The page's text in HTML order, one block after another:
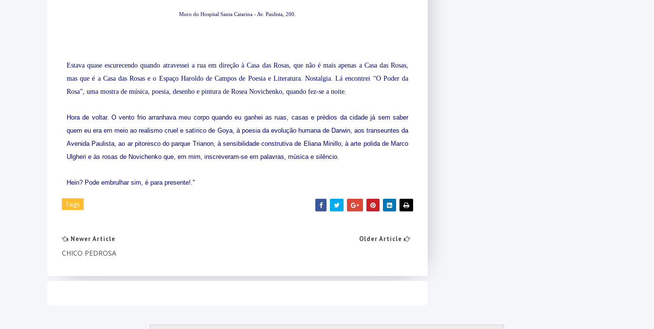
Muro do Hospital Santa Catarina - Av. Paulista, 200.
Estava quase escurecendo quando atravessei a rua em direção à Casa das Rosas, que não é mais apenas a Casa das Rosas,
mas que é a Casa das Rosas e o Espaço Haroldo de Campos de Poesia e Literatura. Nostalgia. Lá encontrei “O Poder da
Rosa”, uma mostra de música, poesia, desenho e pintura de Rosea Novichenko, quando fez-se a noite.
Hora de voltar. O vento frio arranhava meu corpo quando eu ganhei as ruas, casas e prédios da cidade já sem saber
quem eu era em meio ao realismo cruel e satírico de Goya, à poesia da evolução humana de Darwin, aos transeuntes da
Avenida Paulista, ao ar pitoresco do parque Trianon, à sensibilidade construtiva de Eliana Minillo, à arte polida de Marco
Ulgheri e às rosas de Novichenko que, em mim, inscreveram-se em palavras, música e silêncio.
Hein? Pode embrulhar sim, é para presente!."
Tags
Newer Article
CHICO PEDROSA
Older Article